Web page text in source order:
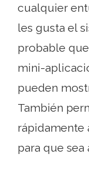
cualquier
les gusta el
probable que
mini-
pueden
También
rápidamente
para que sea